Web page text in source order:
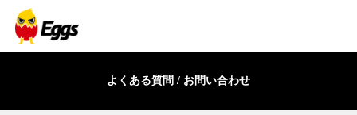
よくある質問 / お問い合わせ